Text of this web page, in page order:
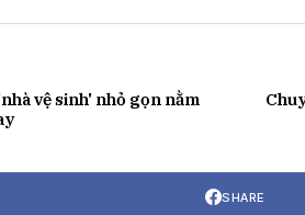
vệ sinh' nhỏ gọn nằm
SHARE